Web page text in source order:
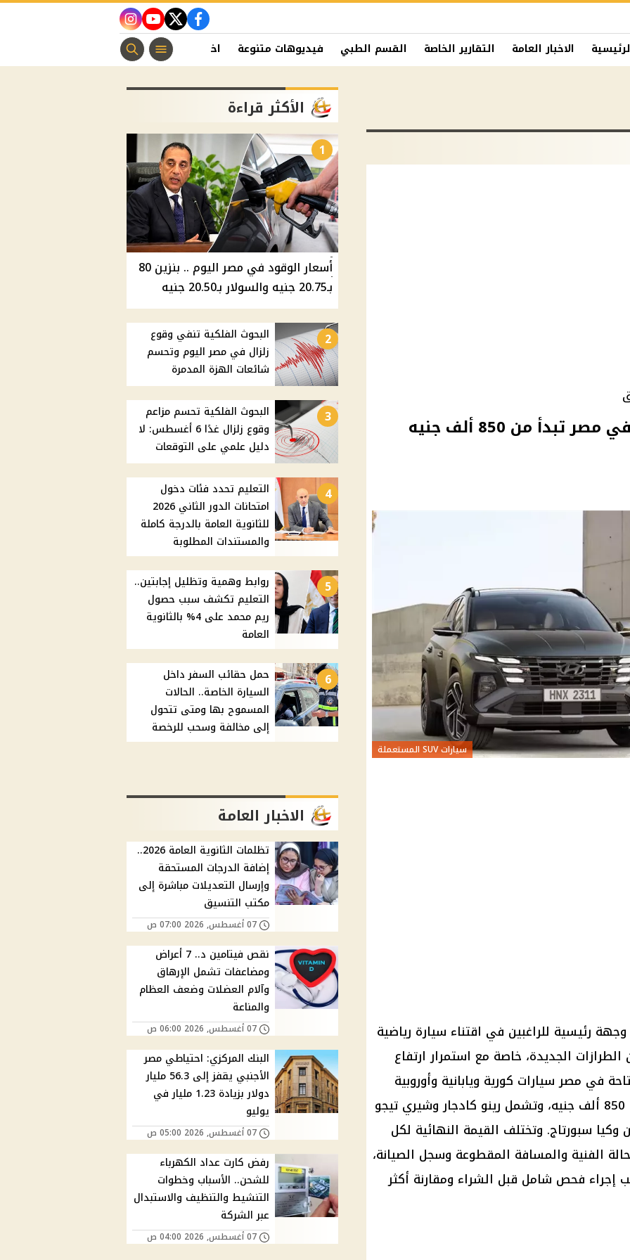
facebook
twitter
youtube
instagram
الاخبار العامة التقارير الخاصة القسم الطبي فيديوهات متنوعة اخبار الفن منوعات مسيحية
5 سيارات SUV مستعملة في مصر تبدأ من 850 ألف جنيه
سيارات SUV المستعملة
رئيسية للراغبين في اقتناء سيارة رياضية
الجديدة، خاصة مع استمرار ارتفاع
في مصر سيارات كورية ويابانية وأوروبية
وصينية، تبدأ أسعارها التقريبية من 850 ألف جنيه، وتشمل رينو كادجار وشيري تيجو
سبورتاج. وتختلف القيمة النهائية لكل
الفنية والمسافة المقطوعة وسجل الصيانة،
إجراء فحص شامل قبل الشراء ومقارنة أكثر
الأكثر قراءة
1
أسعار الوقود في مصر اليوم .. بنزين 80
بـ20.75 جنيه والسولار بـ20.50 جنيه
2
البحوث الفلكية تنفي وقوع
زلزال في مصر اليوم وتحسم
شائعات الهزة المدمرة
3
البحوث الفلكية تحسم مزاعم
وقوع زلزال غدًا 6 أغسطس: لا
دليل علمي على التوقعات
4
التعليم تحدد فئات دخول
امتحانات الدور الثاني 2026
للثانوية العامة بالدرجة كاملة
والمستندات المطلوبة
5
روابط وهمية وتظليل إجابتين..
التعليم تكشف سبب حصول
ريم محمد على 4% بالثانوية
العامة
6
حمل حقائب السفر داخل
السيارة الخاصة.. الحالات
المسموح بها ومتى تتحول
إلى مخالفة وسحب للرخصة
الاخبار العامة
تظلمات الثانوية العامة 2026..
إضافة الدرجات المستحقة
وإرسال التعديلات مباشرة إلى
مكتب التنسيق
07 أغسطس, 2026 07:00 ص
نقص فيتامين د.. 7 أعراض
ومضاعفات تشمل الإرهاق
وآلام العضلات وضعف العظام
والمناعة
07 أغسطس, 2026 06:00 ص
البنك المركزي: احتياطي مصر
الأجنبي يقفز إلى 56.3 مليار
دولار بزيادة 1.23 مليار في
يوليو
07 أغسطس, 2026 05:00 ص
رفض كارت عداد الكهرباء
للشحن.. الأسباب وخطوات
التنشيط والتنظيف والاستبدال
عبر الشركة
07 أغسطس, 2026 04:00 ص